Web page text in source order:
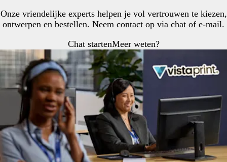
Onze vriendelijke experts helpen je vol vertrouwen te kiezen,
ontwerpen en bestellen. Neem contact op via chat of e-mail.
Chat startenMeer weten?